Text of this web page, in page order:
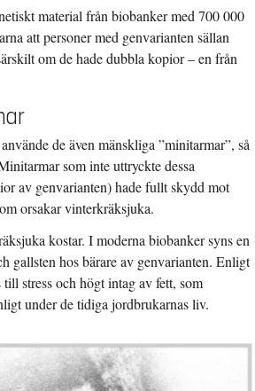
material från biobanker med 700 000
att personer med genvarianten sällan
om de hade dubbla kopior – en från
de även mänskliga ”minitarmar”, så
som inte uttryckte dessa
av genvarianten) hade fullt skydd mot
orsakar vinterkräksjuka.
kostar. I moderna biobanker syns en
gallsten hos bärare av genvarianten. Enligt
stress och högt intag av fett, som
under de tidiga jordbrukarnas liv.